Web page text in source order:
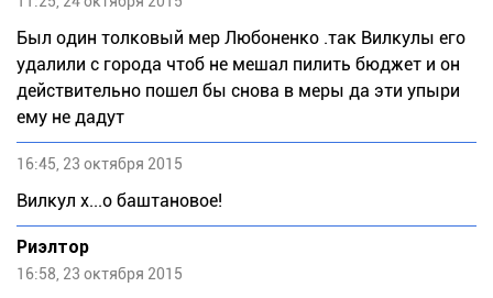
Был один толковый мер Любоненко .так Вилкулы его
удалили с города чтоб не мешал пилить бюджет и он
действительно пошел бы снова в меры да эти упыри
ему не дадут
16:45, 23 октября 2015
Вилкул х...о баштановое!
Риэлтор
16:58, 23 октября 2015